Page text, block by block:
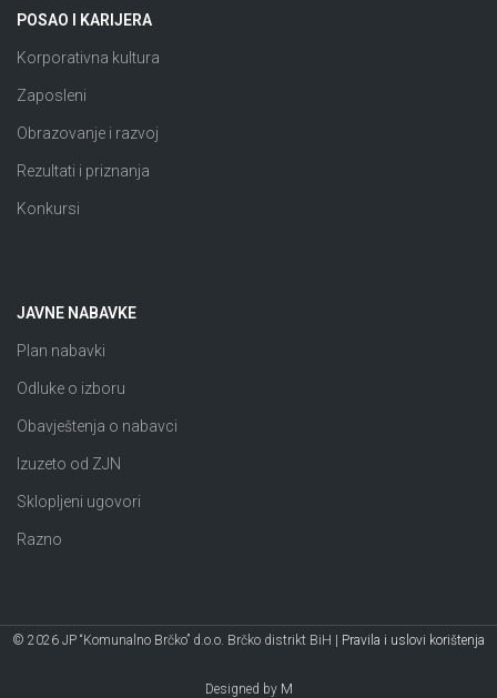
POSAO I KARIJERA
Korporativna kultura
Zaposleni
Obrazovanje i razvoj
Rezultati i priznanja
Konkursi
JAVNE NABAVKE
Plan nabavki
Odluke o izboru
Obavještenja o nabavci
Izuzeto od ZJN
Sklopljeni ugovori
Razno
© 2026 JP “Komunalno Brčko” d.o.o. Brčko distrikt BiH | Pravila i uslovi korištenja
Designed by M